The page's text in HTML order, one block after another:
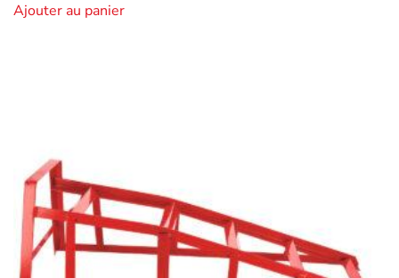
Ajouter au panier